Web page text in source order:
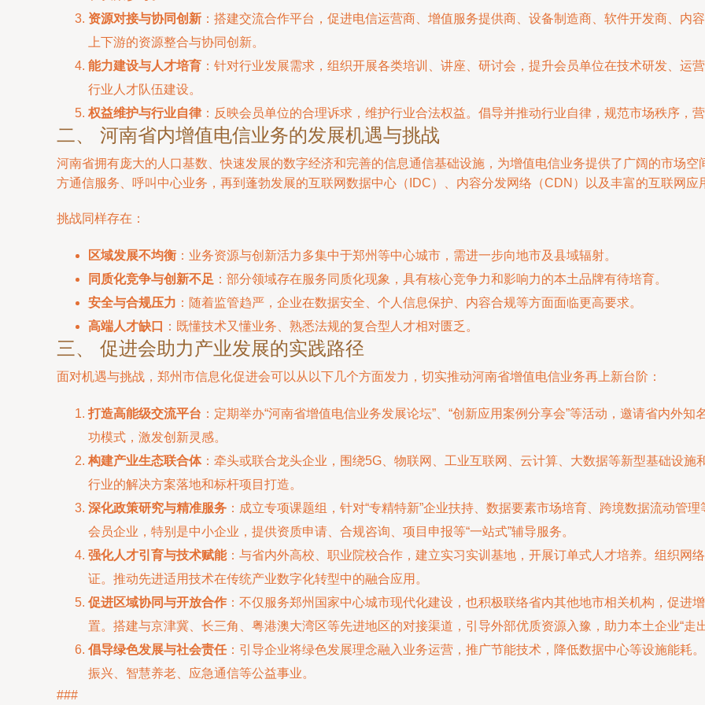
资源对接与协同创新 ：搭建交流合作平台，促进电信运营商、增值服务提供商、设备制造商、软件开发商、内
上下游的资源整合与协同创新。
能力建设与人才培育 ：针对行业发展需求，组织开展各类培训、讲座、研讨会，提升会员单位在技术研发、运
行业人才队伍建设。
权益维护与行业自律：反映会员单位的合理诉求，维护行业合法权益。倡导并推动行业自律，规范市场秩序，
二、 河南省内增值电信业务的发展机遇与挑战
河南省拥有庞大的人口基数、快速发展的数字经济和完善的信息通信基础设施，为增值电信业务提供了广阔的市场
方通信服务、呼叫中心业务，再到蓬勃发展的互联网数据中心（IDC）、内容分发网络（CDN）以及丰富的互联网
挑战同样存在：
区域发展不均衡 ：业务资源与创新活力多集中于郑州等中心城市，需进一步向地市及县域辐射。
同质化竞争与创新不足 ：部分领域存在服务同质化现象，具有核心竞争力和影响力的本土品牌有待培育。
安全与合规压力 ：随着监管趋严，企业在数据安全、个人信息保护、内容合规等方面面临更高要求。
高端人才缺口
：既懂技术又懂业务、熟悉法规的复合型人才相对匮乏。
三、 促进会助力产业发展的实践路径
面对机遇与挑战，郑州市信息化促进会可以从以下几个方面发力，切实推动河南省增值电信业务再上新台阶：
打造高能级交流平台 ：定期举办“河南省增值电信业务发展论坛”、“创新应用案例分享会”等活动，邀请省内外
功模式，激发创新灵感。
构建产业生态联合体：牵头或联合龙头企业，围绕5G、物联网、工业互联网、云计算、大数据等新型基础设
行业的解决方案落地和标杆项目打造。
深化政策研究与精准服务 ：成立专项课题组，针对“专精特新”企业扶持、数据要素市场培育、跨境数据流动管
会员企业，特别是中小企业，提供资质申请、合规咨询、项目申报等“一站式”辅导服务。
强化人才引育与技术赋能：与省内外高校、职业院校合作，建立实习实训基地，开展订单式人才培养。组织网
证。推动先进适用技术在传统产业数字化转型中的融合应用。
促进区域协同与开放合作 ：不仅服务郑州国家中心城市现代化建设，也积极联络省内其他地市相关机构，促进
置。搭建与京津冀、长三角、粤港澳大湾区等先进地区的对接渠道，引导外部优质资源入豫，助力本土企业“走
倡导绿色发展与社会责任：引导企业将绿色发展理念融入业务运营，推广节能技术，降低数据中心等设施能耗
振兴、智慧养老、应急通信等公益事业。
###